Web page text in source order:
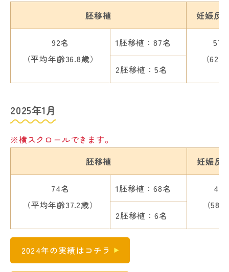
胚移植
妊娠反
92名
（平均年齢36.8歳）
1胚移植：87名
57
（
2胚移植：5名
2025年1月
※横スクロールできます。
胚移植
妊娠反
74名
（平均年齢37.2歳）
1胚移植：68名
43
（
2胚移植：6名
2024年の実績はコチラ